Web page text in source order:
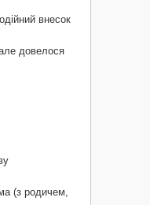
внесок
довелося
(з родичем,